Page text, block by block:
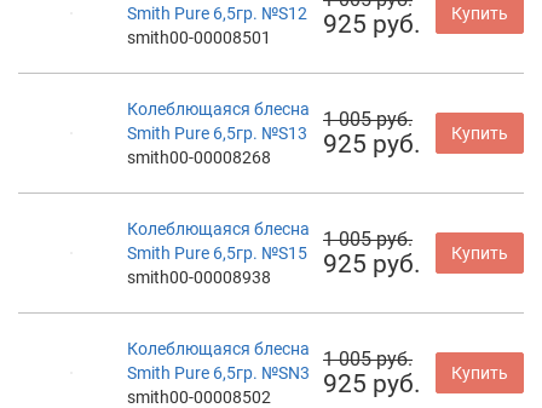
Smith Pure 6,5гр. №S12
smith00-00008501
925 руб. Купить
Колеблющаяся блесна
Smith Pure 6,5гр. №S13
smith00-00008268
1 005 руб.
925 руб. Купить
Колеблющаяся блесна
Smith Pure 6,5гр. №S15
smith00-00008938
1 005 руб.
925 руб. Купить
Колеблющаяся блесна
Smith Pure 6,5гр. №SN3
smith00-00008502
1 005 руб.
925 руб. Купить